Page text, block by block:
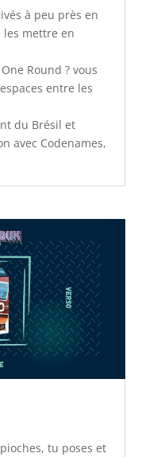
à peu près en
les mettre en
Round ? vous
entre les
du Brésil et
avec Codenames,
tu poses et